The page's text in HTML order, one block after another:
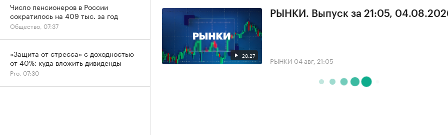
28:27
РЫНКИ. Выпуск за 21:05,
РЫНКИ 04 авг, 21:05
Число пенсионеров в России
сократилось на 409 тыс. за год
Общество, 07:37
«Защита от стресса» с доходностью
от 40%: куда вложить дивиденды
Pro, 07:30